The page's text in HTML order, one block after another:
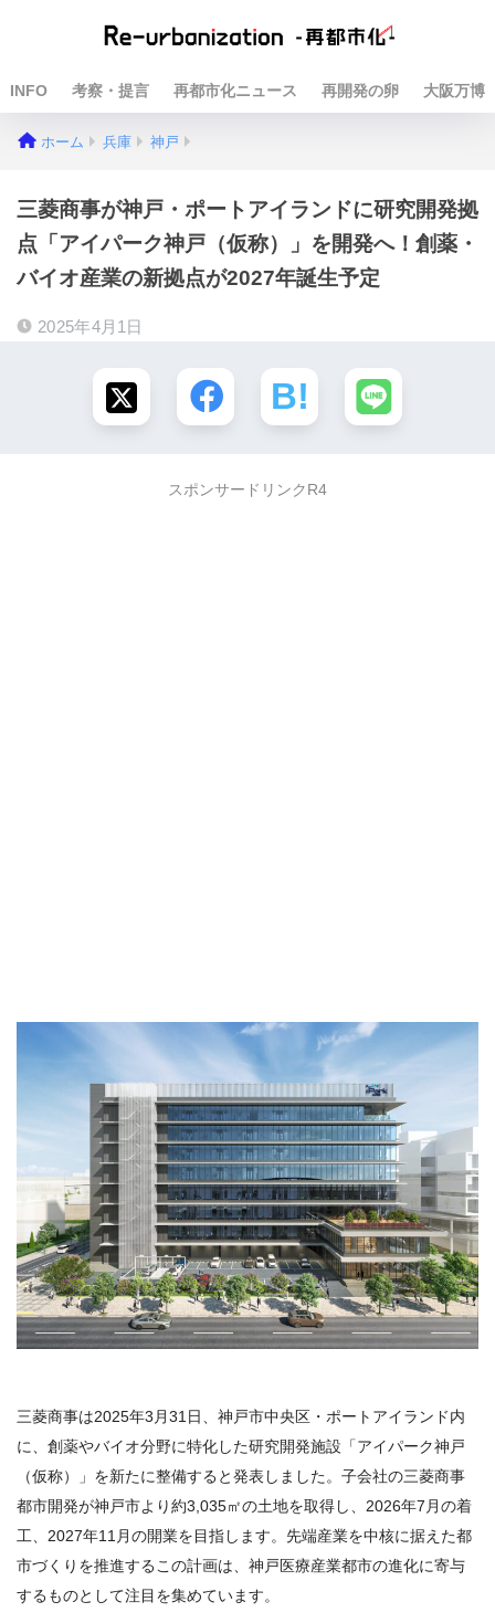
INFO 考察・提言 再都市化ニュース 再開発の卵 大阪万博
ホーム 兵庫 神戸
三菱商事が神戸・ポートアイランドに研究開発拠
点「アイパーク神戸（仮称）」を開発へ！創薬・
バイオ産業の新拠点が2027年誕生予定
2025年4月1日
スポンサードリンクR4
三菱商事は2025年3月31日、神戸市中央区・ポートアイランド内
に、創薬やバイオ分野に特化した研究開発施設「アイパーク神戸
（仮称）」を新たに整備すると発表しました。子会社の三菱商事
都市開発が神戸市より約3,035㎡の土地を取得し、2026年7月の着
工、2027年11月の開業を目指します。先端産業を中核に据えた都
市づくりを推進するこの計画は、神戸医療産業都市の進化に寄与
するものとして注目を集めています。